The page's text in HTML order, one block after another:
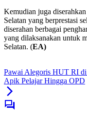
Kemudian juga
Selatan yang berprestasi
diserahan berbagai
yang dilaksanakan untuk
Selatan. (EA)
Pawai Alegoris HUT RI
Apik Pelajar Hingga OPD